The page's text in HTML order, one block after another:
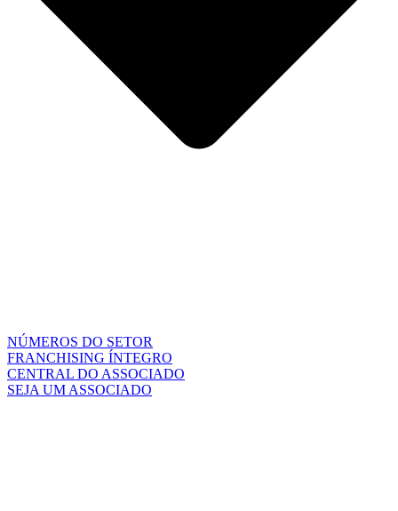
NÚMEROS DO SETOR
FRANCHISING ÍNTEGRO
CENTRAL DO ASSOCIADO
SEJA UM ASSOCIADO